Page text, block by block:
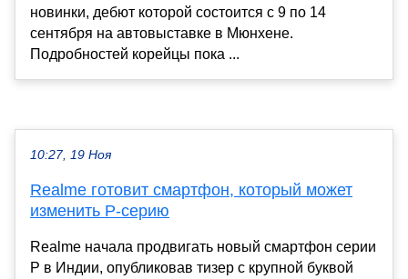
новинки, дебют которой состоится с 9 по 14
сентября на автовыставке в Мюнхене.
Подробностей корейцы пока ...
10:27, 19 Ноя
Realme готовит смартфон, который может
изменить P-серию
Realme начала продвигать новый смартфон серии
P в Индии, опубликовав тизер с крупной буквой